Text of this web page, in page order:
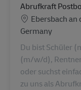
Abrufkraft
Location
Ebersbach
Germany
Du bist Schüler
(m/w/d),
oder suchst
zu uns als